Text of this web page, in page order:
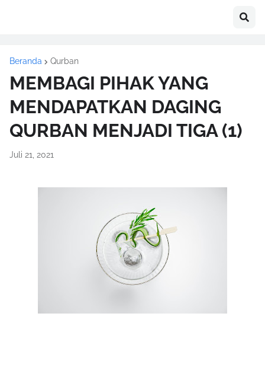
Beranda Qurban
MEMBAGI PIHAK YANG
MENDAPATKAN DAGING
QURBAN MENJADI TIGA (1)
Juli 21, 2021